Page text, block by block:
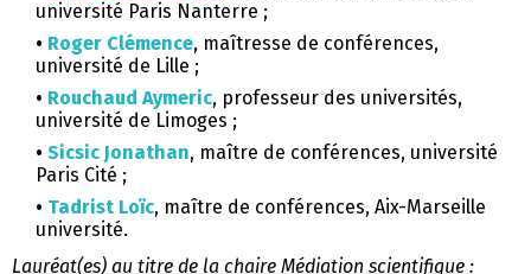
université Paris Nanterre ;
• Roger Clémence, maîtresse de conférences,
université de Lille ;
• Rouchaud Aymeric, professeur des universités,
université de Limoges ;
• Sicsic Jonathan, maître de conférences, université
Paris Cité ;
• Tadrist Loïc, maître de conférences, Aix-Marseille
université.
Lauréat(es) au titre de la chaire Médiation scientifique :